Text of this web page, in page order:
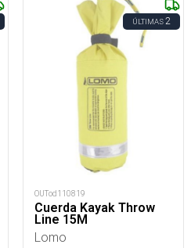
ÚLTIMAS2
OUTod110819
Cuerda Kayak Throw
Line 15M
Lomo